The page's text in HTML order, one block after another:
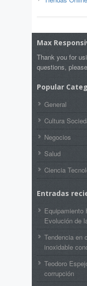
Max
Thank you for
questions,
Popular
General
Cultura
Negocios
Salud
Ciencia
Entradas
Equipamiento
Evolución de
Tendencia en
inoxidable
Teodoro
corrupción